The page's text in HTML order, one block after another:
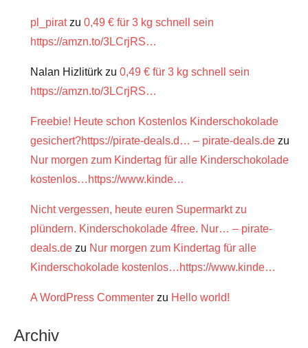
pl_piratzu 0,49 € für 3 kg schnell sein
https://amzn.to/3LCrjRS…
Nalan Hizlitürk zu 0,49 € für 3 kg schnell sein
https://amzn.to/3LCrjRS…
Freebie! Heute schon Kostenlos Kinderschokolade
gesichert?https://pirate-deals.d… – pirate-deals.de zu
Nur morgen zum Kindertag für alle Kinderschokolade
kostenlos…https://www.kinde…
Nicht vergessen, heute euren Supermarkt zu
plündern. Kinderschokolade 4free. Nur… – pirate-
deals.de zu Nur morgen zum Kindertag für alle
Kinderschokolade kostenlos…https://www.kinde…
A WordPress Commenter zu Hello world!
Archiv